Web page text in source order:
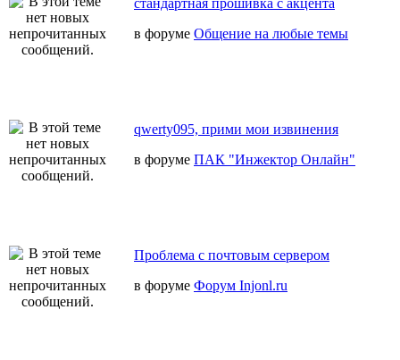
стандартная прошивка с акцента
в форуме Общение на любые темы
qwerty095, прими мои извинения
в форуме ПАК "Инжектор Онлайн"
Проблема с почтовым сервером
в форуме Форум Injonl.ru